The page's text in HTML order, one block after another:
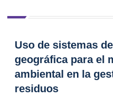
Uso de sistemas
geográfica para el
ambiental en la
residuos